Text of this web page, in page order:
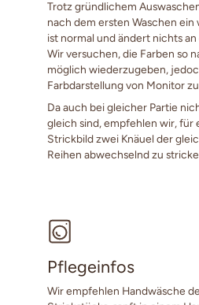
Trotz gründlichem
nach dem ersten Waschen ein
ist normal und ändert nichts
Wir versuchen, die Farben so
möglich wiederzugeben,
Farbdarstellung von Monitor
Da auch bei gleicher Partie
gleich sind, empfehlen wir, für
Strickbild zwei Knäuel der
Reihen abwechselnd zu
Pflegeinfos
Wir empfehlen Handwäsche